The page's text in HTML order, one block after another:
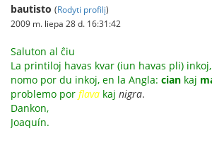
bautisto (Rodyti profilį)
2009 m. liepa 28 d. 16:31:42
Saluton al ĉiu
La printiloj havas kvar (iun havas pli)
nomo por du inkoj, en la Angla: cian kaj
problemo por flava kaj nigra.
Dankon,
Joaquín.